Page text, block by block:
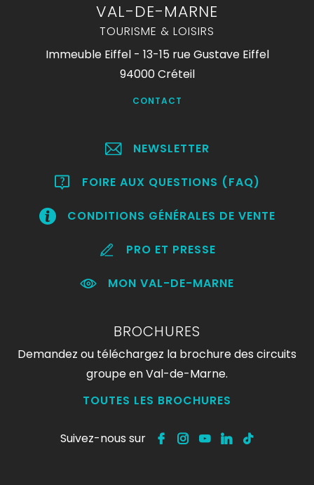
VAL-DE-MARNE
TOURISME & LOISIRS
Immeuble Eiffel - 13-15 rue Gustave Eiffel
94000 Créteil
CONTACT
NEWSLETTER
FOIRE AUX QUESTIONS (FAQ)
CONDITIONS GÉNÉRALES DE VENTE
PRO ET PRESSE
MON VAL-DE-MARNE
BROCHURES
Demandez ou téléchargez la brochure des circuits
groupe en Val-de-Marne.
TOUTES LES BROCHURES
Suivez-nous sur